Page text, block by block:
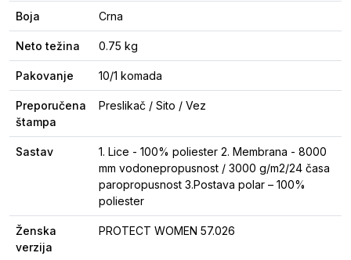
Boja Crna
Neto težina 0.75 kg
Pakovanje 10/1 komada
Preporučena
štampa
Preslikač / Sito / Vez
Sastav
1. Lice - 100% poliester 2. Membrana - 8000
mm vodonepropusnost / 3000 g/m2/24 časa
paropropusnost 3.Postava polar – 100%
poliester
Ženska
verzija
PROTECT WOMEN 57.026